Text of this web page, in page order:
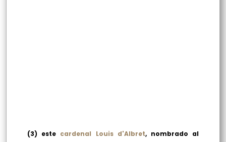
(3) este cardenal Louis d'Albret, nombrado al